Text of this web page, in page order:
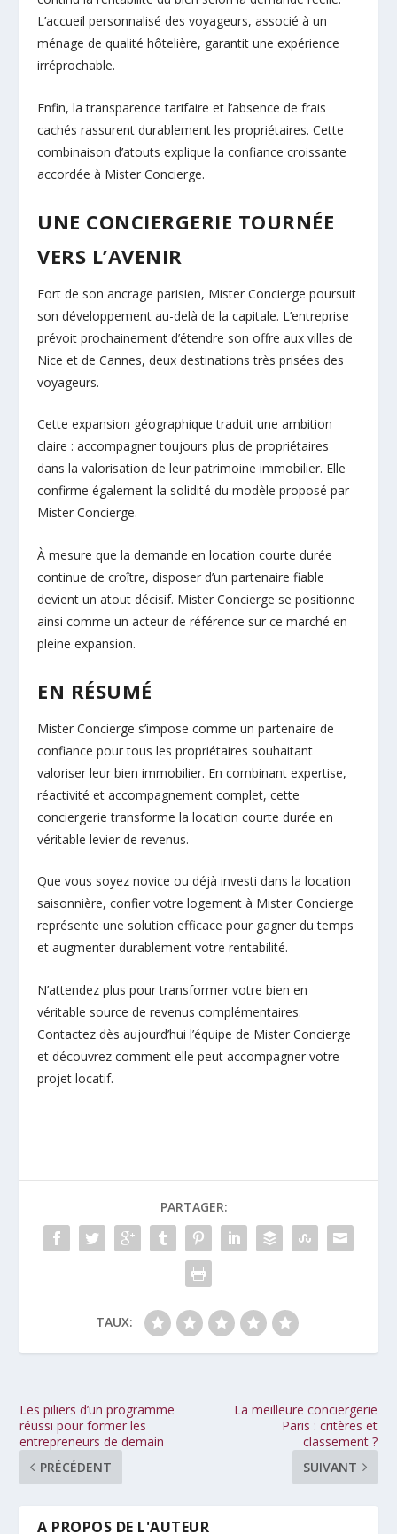
L’accueil personnalisé des voyageurs, associé à un
ménage de qualité hôtelière, garantit une expérience
irréprochable.
Enfin, la transparence tarifaire et l’absence de frais
cachés rassurent durablement les propriétaires. Cette
combinaison d’atouts explique la confiance croissante
accordée à Mister Concierge.
UNE CONCIERGERIE TOURNÉE
VERS L’AVENIR
Fort de son ancrage parisien, Mister Concierge poursuit
son développement au-delà de la capitale. L’entreprise
prévoit prochainement d’étendre son offre aux villes de
Nice et de Cannes, deux destinations très prisées des
voyageurs.
Cette expansion géographique traduit une ambition
claire : accompagner toujours plus de propriétaires
dans la valorisation de leur patrimoine immobilier. Elle
confirme également la solidité du modèle proposé par
Mister Concierge.
À mesure que la demande en location courte durée
continue de croître, disposer d’un partenaire fiable
devient un atout décisif. Mister Concierge se positionne
ainsi comme un acteur de référence sur ce marché en
pleine expansion.
EN RÉSUMÉ
Mister Concierge s’impose comme un partenaire de
confiance pour tous les propriétaires souhaitant
valoriser leur bien immobilier. En combinant expertise,
réactivité et accompagnement complet, cette
conciergerie transforme la location courte durée en
véritable levier de revenus.
Que vous soyez novice ou déjà investi dans la location
saisonnière, confier votre logement à Mister Concierge
représente une solution efficace pour gagner du temps
et augmenter durablement votre rentabilité.
N’attendez plus pour transformer votre bien en
véritable source de revenus complémentaires.
Contactez dès aujourd’hui l’équipe de Mister Concierge
et découvrez comment elle peut accompagner votre
projet locatif.
PARTAGER:
TAUX:
Les piliers d’un programme
réussi pour former les
entrepreneurs de demain
PRÉCÉDENT
La meilleure conciergerie
Paris : critères et
classement ?
SUIVANT
A PROPOS DE L'AUTEUR